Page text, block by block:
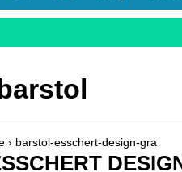
› barstol-esschert-design-gra